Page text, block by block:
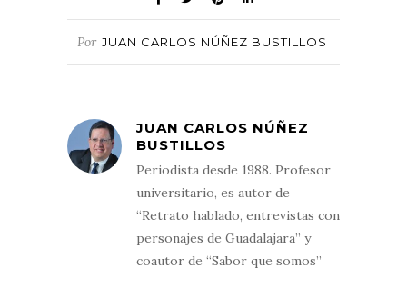
Por JUAN CARLOS NÚÑEZ BUSTILLOS
JUAN CARLOS NÚÑEZ
BUSTILLOS
Periodista desde 1988. Profesor
universitario, es autor de
“Retrato hablado, entrevistas con
personajes de Guadalajara” y
coautor de “Sabor que somos”